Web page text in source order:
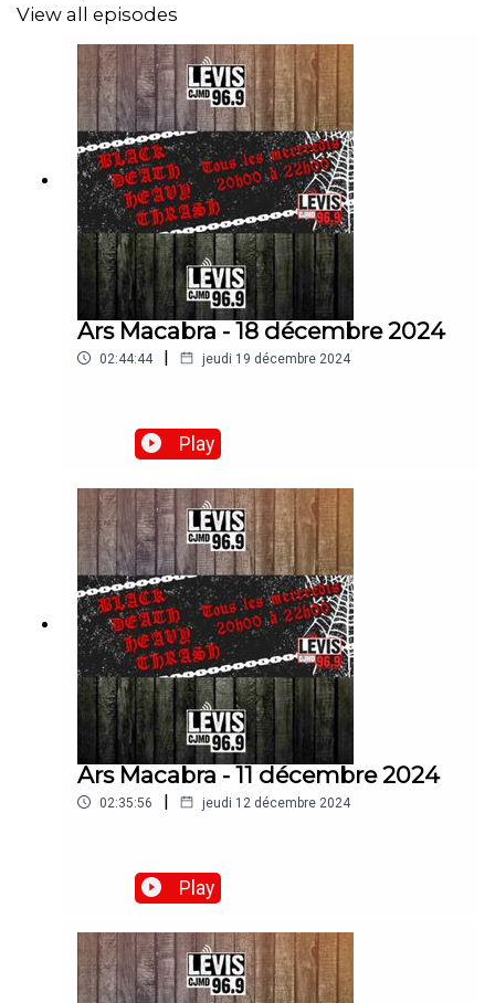
View all episodes
Ars Macabra - 18 décembre 2024
02:44:44 | jeudi 19 décembre 2024
Play
Ars Macabra - 11 décembre 2024
02:35:56 | jeudi 12 décembre 2024
Play